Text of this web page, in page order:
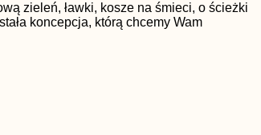
zieleń, ławki, kosze na śmieci, o ścieżki
koncepcja, którą chcemy Wam